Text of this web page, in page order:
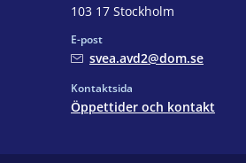
103 17 Stockholm
E-post
svea.avd2@dom.se
Kontaktsida
Öppettider och kontakt